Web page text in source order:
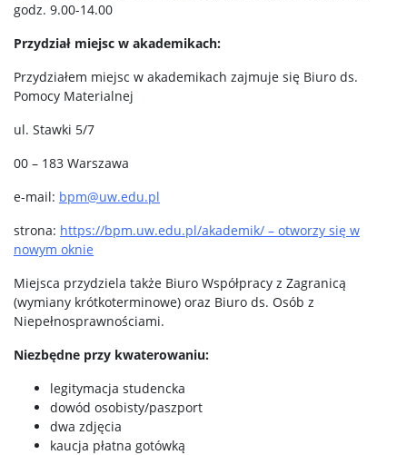
godz. 9.00-14.00
Przydział miejsc w akademikach:
Przydziałem miejsc w akademikach zajmuje się Biuro ds.
Pomocy Materialnej
ul. Stawki 5/7
00 – 183 Warszawa
e-mail: bpm@uw.edu.pl
strona: https://bpm.uw.edu.pl/akademik/ – otworzy się w
nowym oknie
Miejsca przydziela także Biuro Współpracy z Zagranicą
(wymiany krótkoterminowe) oraz Biuro ds. Osób z
Niepełnosprawnościami.
Niezbędne przy kwaterowaniu:
legitymacja studencka
dowód osobisty/paszport
dwa zdjęcia
kaucja płatna gotówką